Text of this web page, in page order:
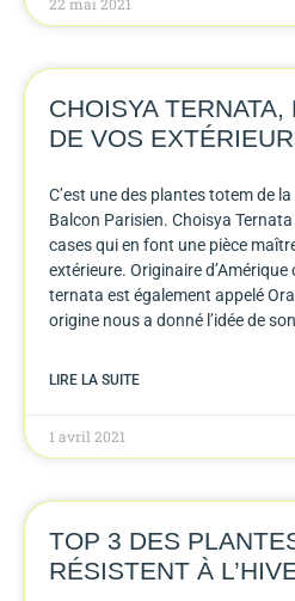
CHOISYA
DE VOS
C’est une des plantes totem de
Balcon Parisien. Choisya
cases qui en font une pièce
extérieure. Originaire d’Amérique
ternata est également appelé
origine nous a donné l’idée de
LIRE LA SUITE
1 avril 2021
TOP 3 DES
RÉSISTENT À